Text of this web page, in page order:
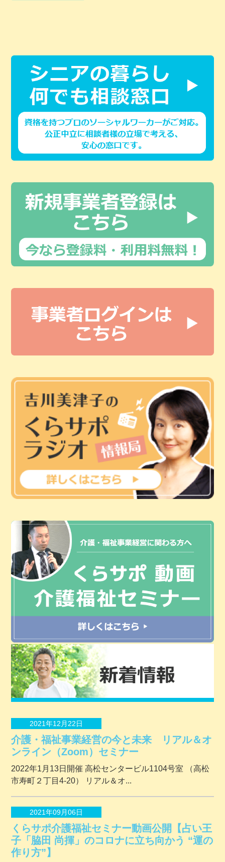
2021年12月22日
介護・福祉事業経営の今と未来 リアル＆オ
ンライン（Zoom）セミナー
2022年1月13日開催 ⾼松センタービル1104号室 （⾼松
市寿町２丁⽬4-20） リアル＆オ...
2021年09月06日
くらサポ介護福祉セミナー動画公開【占い王
子「脇田 尚揮」のコロナに立ち向かう “運の
作り方”】